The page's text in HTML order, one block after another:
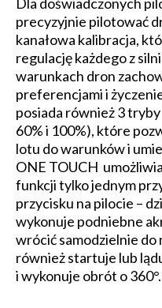
precyzyjnie pilotować
kanałowa kalibracja,
regulację każdego z
warunkach dron
preferencjami i
posiada również 3
60% i 100%), które
lotu do warunków i
ONE TOUCH
funkcji tylko jednym
przycisku na pilocie –
wykonuje podniebne
wrócić samodzielnie do
również startuje lub
i wykonuje obrót o 360°.